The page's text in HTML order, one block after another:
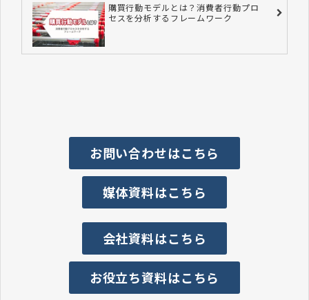
購買行動モデルとは？消費者行動プロ
セスを分析するフレームワーク
お問い合わせはこちら
媒体資料はこちら
会社資料はこちら
お役立ち資料はこちら